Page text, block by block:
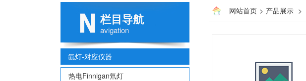
栏目导航
avigation
氙灯-对应仪器
热电Finnigan氘灯
网站首页 > 产品展示 >